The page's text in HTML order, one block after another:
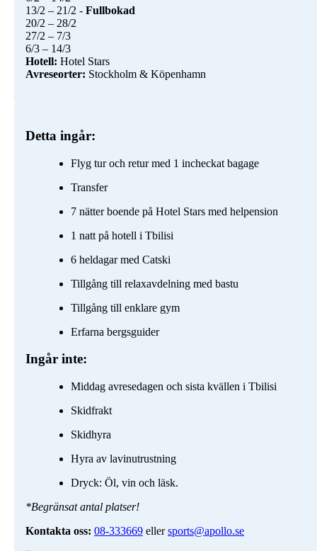
13/2 – 21/2 - Fullbokad
20/2 – 28/2
27/2 – 7/3
Hotell:
Avreseorter: Stockholm & Köpenhamn
Detta ingår:
Flyg tur och retur med 1 incheckat bagage
Transfer
7 nätter boende på Hotel Stars med helpension
1 natt på hotell i Tbilisi
6 heldagar med Catski
Tillgång till relaxavdelning med bastu
Tillgång till enklare gym
Erfarna bergsguider
Ingår inte:
Middag avresedagen och sista kvällen i Tbilisi
Skidfrakt
Skidhyra
Hyra av lavinutrustning
Dryck: Öl, vin och läsk.
*Begränsat antal platser!
Kontakta oss: 08-333669 eller sports@apollo.se